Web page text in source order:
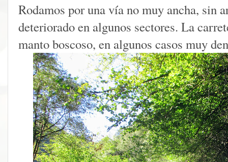
Rodamos por una vía no muy ancha, sin
deteriorado en algunos sectores. La
manto boscoso, en algunos casos muy